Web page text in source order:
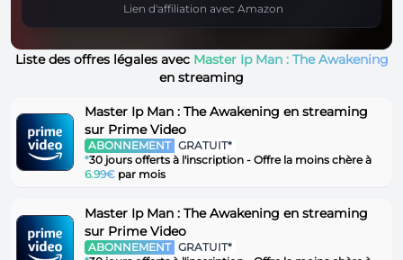
Lien d'affiliation avec Amazon
Liste des offres légales avec Master Ip Man : The Awakening
en streaming
Master Ip Man : The Awakening en streaming
sur Prime Video
ABONNEMENT GRATUIT*
*30 jours offerts à l'inscription - Offre la moins chère à
6.99€ par mois
Master Ip Man : The Awakening en streaming
sur Prime Video
ABONNEMENT GRATUIT*